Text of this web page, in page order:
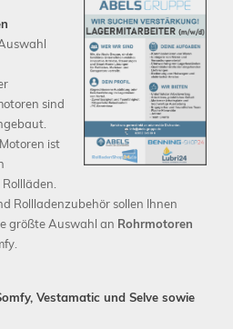
sind
ist
Rollladenzubehör sollen Ihnen
größte Auswahl an Rohrmotoren
Vestamatic und Selve sowie